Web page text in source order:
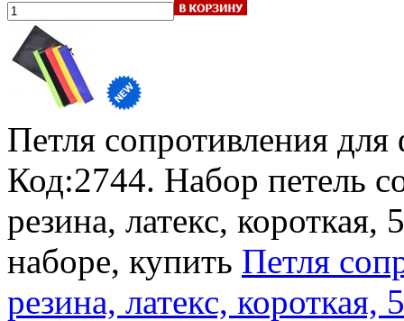
Петля сопротивления для
Код:2744. Набор петель
резина, латекс,
наборе, купить Петля
резина, латекс,